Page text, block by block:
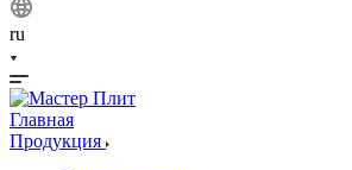
ru
Главная
Продукция